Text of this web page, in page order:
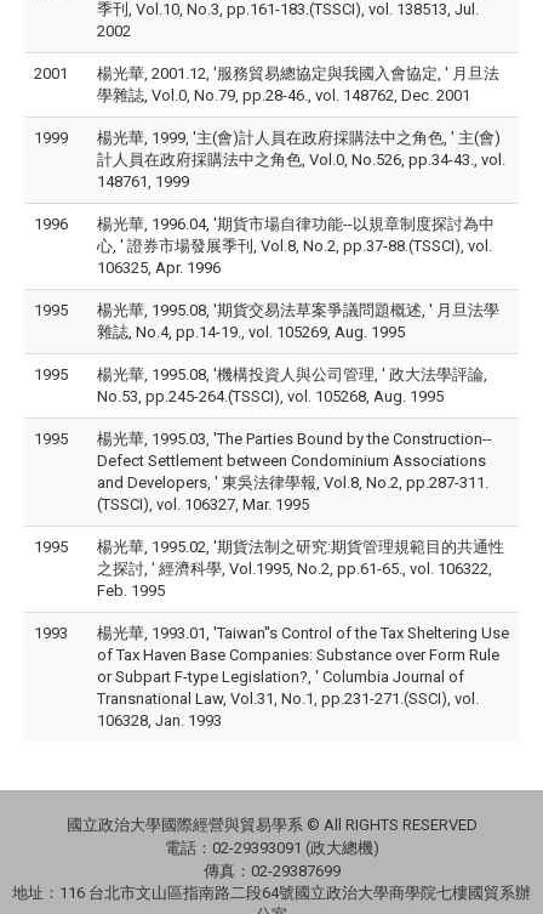
季刊, Vol.10, No.3, pp.161-183.(TSSCI), vol. 138513, Jul.
2002
2001
楊光華, 2001.12, '服務貿易總協定與我國入會協定, ' 月旦法
學雜誌, Vol.0, No.79, pp.28-46., vol. 148762, Dec. 2001
1999
楊光華, 1999, '主(會)計人員在政府採購法中之角色, ' 主(會)
計人員在政府採購法中之角色, Vol.0, No.526, pp.34-43., vol.
148761, 1999
1996
楊光華, 1996.04, '期貨市場自律功能--以規章制度探討為中
心, ' 證券市場發展季刊, Vol.8, No.2, pp.37-88.(TSSCI), vol.
106325, Apr. 1996
1995
楊光華, 1995.08, '期貨交易法草案爭議問題概述, ' 月旦法學
雜誌, No.4, pp.14-19., vol. 105269, Aug. 1995
1995
楊光華, 1995.08, '機構投資人與公司管理, ' 政大法學評論,
No.53, pp.245-264.(TSSCI), vol. 105268, Aug. 1995
1995
楊光華, 1995.03, 'The Parties Bound by the Construction--
Defect Settlement between Condominium Associations
and Developers, ' 東吳法律學報, Vol.8, No.2, pp.287-311.
(TSSCI), vol. 106327, Mar. 1995
1995
楊光華, 1995.02, '期貨法制之研究:期貨管理規範目的共通性
之探討, ' 經濟科學, Vol.1995, No.2, pp.61-65., vol. 106322,
Feb. 1995
1993
楊光華, 1993.01, 'Taiwan''s Control of the Tax Sheltering Use
of Tax Haven Base Companies: Substance over Form Rule
or Subpart F-type Legislation?, ' Columbia Journal of
Transnational Law, Vol.31, No.1, pp.231-271.(SSCI), vol.
106328, Jan. 1993
國立政治大學國際經營與貿易學系 © All RIGHTS RESERVED
電話： 02-29393091 (政大總機)
傳真：02-29387699
地址： 116 台北市文山區指南路二段64號國立政治大學商學院七樓國貿系辦